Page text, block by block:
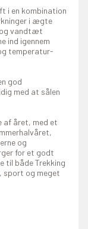
i en kombination
i ægte
og vandtæt
ind igennem
temperatur-
god
med at sålen
af året, med et
og
for et godt
til både Trekking
sport og meget